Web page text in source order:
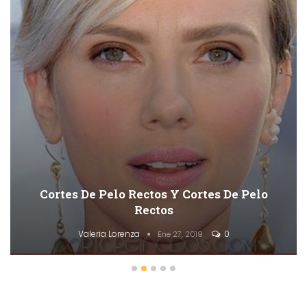
50 Cortes De Pelo En Capas Cortas
Descaradas
Valeria Lorenza Ene 27, 2019 0